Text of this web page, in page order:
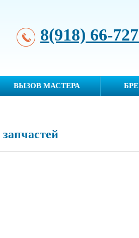
8(918) 66-
ВЫЗОВ МАСТЕРА